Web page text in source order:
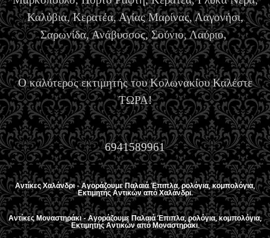
Καλύβια, Κερατέα, Αγίας Μαρίνας, Λαγονήσι,
Σαρωνίδα, Ανάβυσσος, Σούνιο, Λαύριο,
Ο καλύτερος εκτιμητής του Κολωνακίου Καλέστε
ΤΩΡΑ!
6941589961
Αντίκες Χαλάνδρι - Αγοράζουμε Παλαιά Έπιπλα, ρολόγια, κομπολόγια,
Εκτιμητής Αντικών από Χαλάνδρι.
Αντίκες Μοναστηράκι - Αγοράζουμε Παλαιά Έπιπλα, ρολόγια, κομπολόγια,
Εκτιμητής Αντικών από Μοναστηράκι.